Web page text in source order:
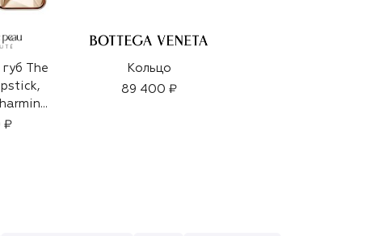
The
(4g)
₽
Кольцо
89 400 ₽